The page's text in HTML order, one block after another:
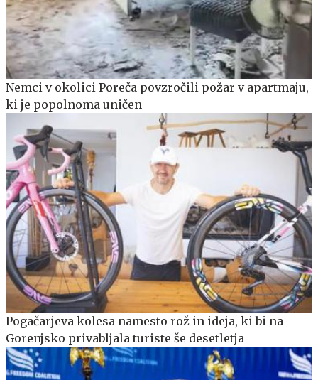
Nemci v okolici Poreča povzročili požar v apartmaju,
ki je popolnoma uničen
Pogačarjeva kolesa namesto rož in ideja, ki bi na
Gorenjsko privabljala turiste še desetletja